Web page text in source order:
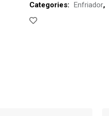
Categories: Enfriador,